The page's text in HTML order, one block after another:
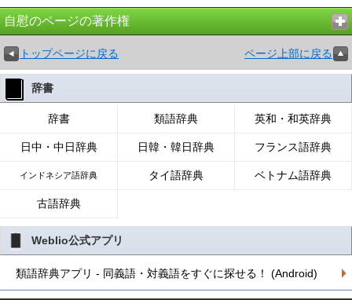
自慰のページの著作権
トップページに戻る ページ上部に戻る
辞書
辞書 類語辞典 英和・和英辞典
日中・中日辞典 日韓・韓日辞典 フランス語辞典
インドネシア語辞典 タイ語辞典 ベトナム語辞典
古語辞典
Weblio公式アプリ
類語辞典アプリ - 同義語・対義語をすぐに探せる！ (Android)